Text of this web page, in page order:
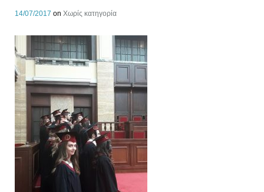
14/07/2017 on Χωρίς κατηγορία